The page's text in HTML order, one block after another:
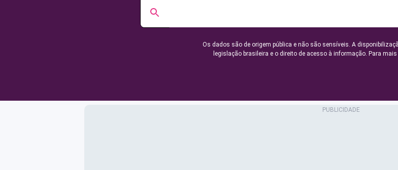
Os dados são de origem pública e não são sensíveis. A
legislação brasileira e o direito de acesso à informação. Para